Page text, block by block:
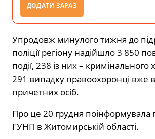
ДОДАТИ ЗАРАЗ
Упродовж минулого тижня до
поліції регіону надійшло 3 850
події, 238 із них – кримінального
291 випадку правоохоронці вже
причетних осіб.
Про це 20 грудня поінформувала
ГУНП в Житомирській області.